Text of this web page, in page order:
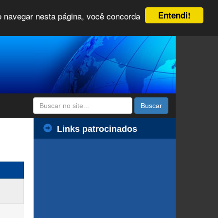
Entendi!
nesta página, você concorda
Buscar
Links patrocinados